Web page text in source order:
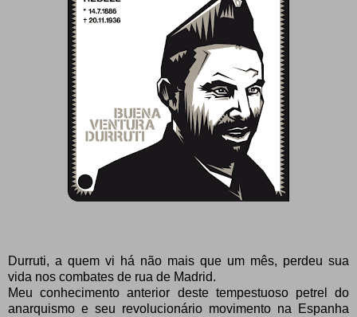
Durruti, a quem vi há não mais que um mês, perdeu sua
vida nos combates de rua de Madrid.
Meu conhecimento anterior deste tempestuoso petrel do
anarquismo e seu revolucionário movimento na Espanha